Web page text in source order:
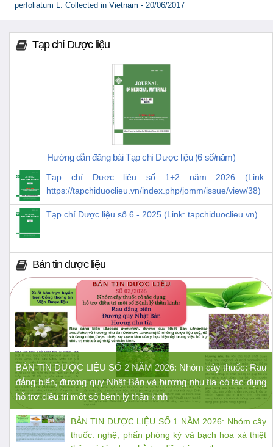
perfoliatum L. Collected in Vietnam - 20/06/2017
Tạp chí Dược liệu
Hướng dẫn đăng bài Tạp chí Dược liệu (6 số/năm)
Tạp chí Dược liệu số 1+2 năm 2026 (Link:
https://tapchiduoclieu.vn/index.php/jomm/issue/view/38)
Tạp chí Dược liệu số 6 - 2025 (Link: tapchiduoclieu.vn)
Bản tin dược liệu
BẢN TIN DƯỢC LIỆU SỐ 2 NĂM 2026: Nhóm cây thuốc: Rau
đắng biển, đương quy Nhật Bản và hương nhu tía có tác dụng
hỗ trợ điều trị một số bệnh lý thần kinh
BẢN TIN DƯỢC LIỆU SỐ 1 NĂM 2026: Nhóm cây
thuốc: nghệ, phấn phòng kỷ và bạch hoa xà thiệt